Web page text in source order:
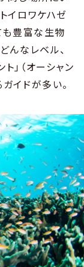
イロワケハゼ
も豊富な生物
んなレベル、
」（オーシャン
イドが多い。